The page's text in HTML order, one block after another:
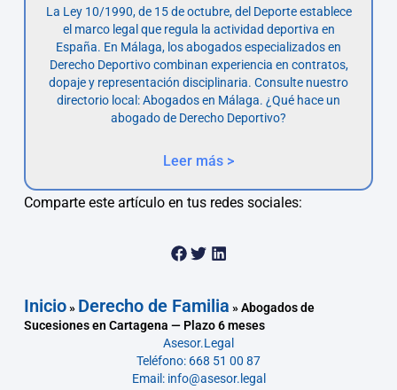
La Ley 10/1990, de 15 de octubre, del Deporte establece
el marco legal que regula la actividad deportiva en
España. En Málaga, los abogados especializados en
Derecho Deportivo combinan experiencia en contratos,
dopaje y representación disciplinaria. Consulte nuestro
directorio local: Abogados en Málaga. ¿Qué hace un
abogado de Derecho Deportivo?
Leer más >
Comparte este artículo en tus redes sociales:
Inicio» Derecho de Familia »Abogados de
Sucesiones en Cartagena — Plazo 6 meses
Asesor.Legal
Teléfono: 668 51 00 87
Email: info@asesor.legal